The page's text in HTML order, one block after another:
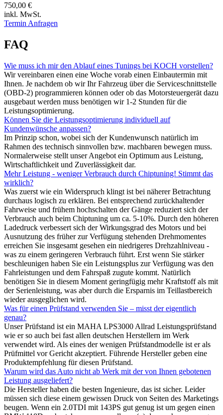
750,00 €
inkl. MwSt.
Termin Anfragen
FAQ
Wie muss ich mir den Ablauf eines Tunings bei KOCH vorstellen?
Wir vereinbaren einen eine Woche vorab einen Einbautermin mit
Ihnen. Je nachdem ob wir Ihr Fahrzeug über die Serviceschnittstelle
(OBD-2) programmieren können oder ob das Motorsteuergerät dazu
ausgebaut werden muss benötigen wir 1-2 Stunden für die
Leistungsoptimierung.
Können Sie die Leistungsoptimierung individuell auf
Kundenwünsche anpassen?
Im Prinzip schon, wobei sich der Kundenwunsch natürlich im
Rahmen des technisch sinnvollen bzw. machbaren bewegen muss.
Normalerweise stellt unser Angebot ein Optimum aus Leistung,
Wirtschaftlichkeit und Zuverlässigkeit dar.
Mehr Leistung - weniger Verbrauch durch Chiptuning! Stimmt das
wirklich?
Was zuerst wie ein Widerspruch klingt ist bei näherer Betrachtung
durchaus logisch zu erklären. Bei entsprechend zurückhaltender
Fahrweise und frühem hochschalten der Gänge reduziert sich der
Verbrauch auch beim Chiptuning um ca. 5-10%. Durch den höheren
Ladedruck verbessert sich der Wirkungsgrad des Motors und bei
Ausnutzung des früher zur Verfügung stehenden Drehmomentes
erreichen Sie insgesamt gesehen ein niedrigeres Drehzahlniveau -
was zu einem geringeren Verbrauch führt. Erst wenn Sie stärker
beschleunigen haben Sie ein Leistungsplus zur Verfügung was den
Fahrleistungen und dem Fahrspaß zugute kommt. Natürlich
benötigen Sie in diesem Moment geringfügig mehr Kraftstoff als mit
der Serienleistung, was aber durch die Ersparnis im Teillastbereich
wieder ausgeglichen wird.
Was für einen Prüfstand verwenden Sie – misst der eigentlich
genau?
Unser Prüfstand ist ein MAHA LPS3000 Allrad Leistungsprüfstand
wie er so auch bei fast allen deutschen Herstellern im Werk
verwendet wird. Als eines der wenigen Prüfstandmodelle ist er als
Prüfmittel vor Gericht akzeptiert. Führende Hersteller geben eine
Produktempfehlung für diesen Prüfstand.
Warum wird das Auto nicht ab Werk mit der von Ihnen gebotenen
Leistung ausgeliefert?
Die Hersteller haben die besten Ingenieure, das ist sicher. Leider
müssen sich diese einem gewissen Druck von Seiten des Marketings
beugen. Wenn ein 2.0TDI mit 143PS gut genug ist um gegen einen